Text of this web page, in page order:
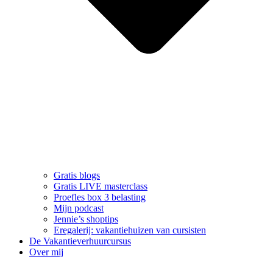
Gratis blogs
Gratis LIVE masterclass
Proefles box 3 belasting
Mijn podcast
Jennie’s shoptips
Eregalerij: vakantiehuizen van cursisten
De Vakantieverhuurcursus
Over mij